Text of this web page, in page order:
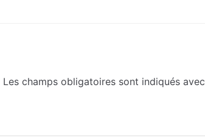
Les champs obligatoires sont indiqués avec